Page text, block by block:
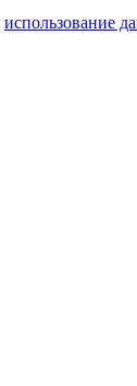
использование